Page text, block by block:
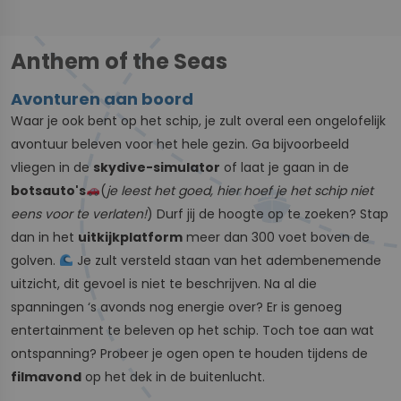
Anthem of the Seas
Avonturen aan boord
Waar je ook bent op het schip, je zult overal een ongelofelijk
avontuur beleven voor het hele gezin. Ga bijvoorbeeld
vliegen in de skydive-simulator of laat je gaan in de
botsauto's
(je leest het goed, hier hoef je het schip niet
eens voor te verlaten!) Durf jij de hoogte op te zoeken? Stap
dan in het uitkijkplatform meer dan 300 voet boven de
golven.
Je zult versteld staan van het adembenemende
uitzicht, dit gevoel is niet te beschrijven. Na al die
spanningen ‘s avonds nog energie over? Er is genoeg
entertainment te beleven op het schip. Toch toe aan wat
ontspanning? Probeer je ogen open te houden tijdens de
filmavond op het dek in de buitenlucht.